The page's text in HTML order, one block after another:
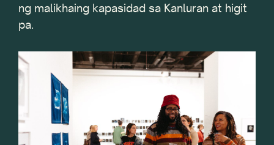
ng malikhaing kapasidad sa Kanluran at higit
pa.